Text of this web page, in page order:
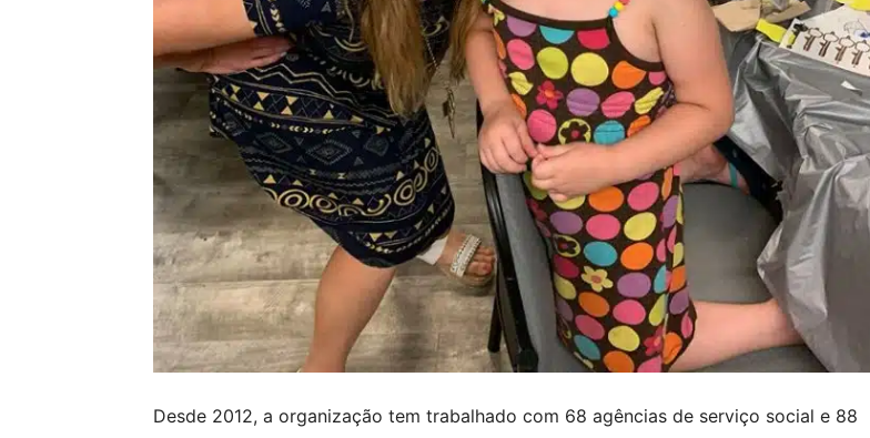
Desde 2012, a organização tem trabalhado com 68 agências de serviço social e 88